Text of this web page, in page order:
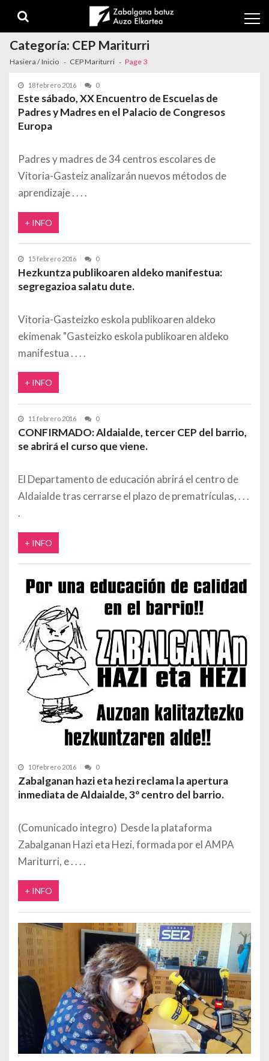
Categoría: CEP Mariturri
Hasiera / Inicio CEP Mariturri Page 3
18 febrero 2016 0
Este sábado, XX Encuentro de Escuelas de
Padres y Madres en el Palacio de Congresos
Europa
Padres y madres de 34 centros escolares de
Vitoria-Gasteiz analizarán nuevos métodos de
aprendizaje
+ INFO
15 febrero 2016 0
Hezkuntza publikoaren aldeko manifestua:
segregazioa salatu dute.
Vitoria-Gasteizko eskola publikoaren aldeko
ekimenak "Gasteizko eskola publikoaren aldeko
manifestua
+ INFO
11 febrero 2016 0
CONFIRMADO: Aldaialde, tercer CEP del barrio,
se abrirá el curso que viene.
El Departamento de educación abrirá el centro de
Aldaialde tras cerrarse el plazo de prematrículas,
+ INFO
10 febrero 2016 0
Zabalganan hazi eta hezi reclama la apertura
inmediata de Aldaialde, 3º centro del barrio.
(Comunicado integro) Desde la plataforma
Zabalganan Hazi eta Hezi, formada por el AMPA
Mariturri, e
+ INFO